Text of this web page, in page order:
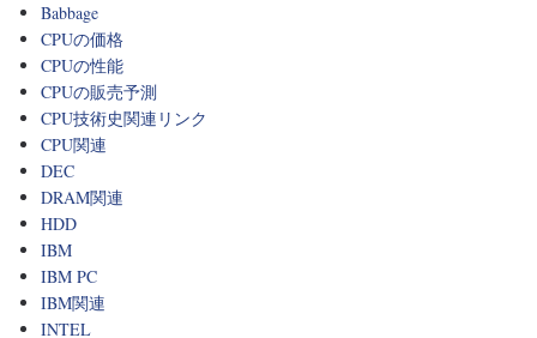
Babbage
CPUの価格
CPUの性能
CPUの販売予測
CPU技術史関連リンク
CPU関連
DEC
DRAM関連
HDD
IBM
IBM PC
IBM関連
INTEL